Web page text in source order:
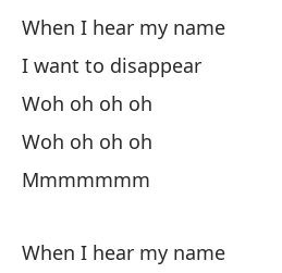
When I hear my name
I want to disappear
Woh oh oh oh
Woh oh oh oh
Mmmmmmm
When I hear my name